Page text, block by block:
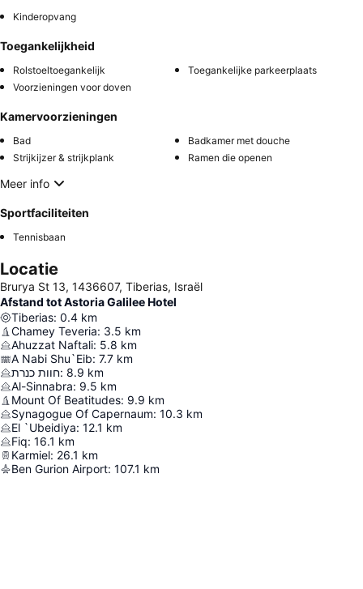
Kinderopvang
Toegankelijkheid
Rolstoeltoegankelijk
Toegankelijke parkeerplaats
Voorzieningen voor doven
Kamervoorzieningen
Bad
Badkamer met douche
Strijkijzer & strijkplank
Ramen die openen
Meer info
Sportfaciliteiten
Tennisbaan
Locatie
Brurya St 13, 1436607, Tiberias, Israël
Afstand tot Astoria Galilee Hotel
Tiberias: 0.4 km
Chamey Teveria: 3.5 km
Ahuzzat Naftali: 5.8 km
A Nabi Shu`Eib: 7.7 km
חוות כנרת: 8.9 km
Al-Sinnabra: 9.5 km
Mount Of Beatitudes: 9.9 km
Synagogue Of Capernaum: 10.3 km
El `Ubeidiya: 12.1 km
Fiq: 16.1 km
Karmiel: 26.1 km
Ben Gurion Airport: 107.1 km